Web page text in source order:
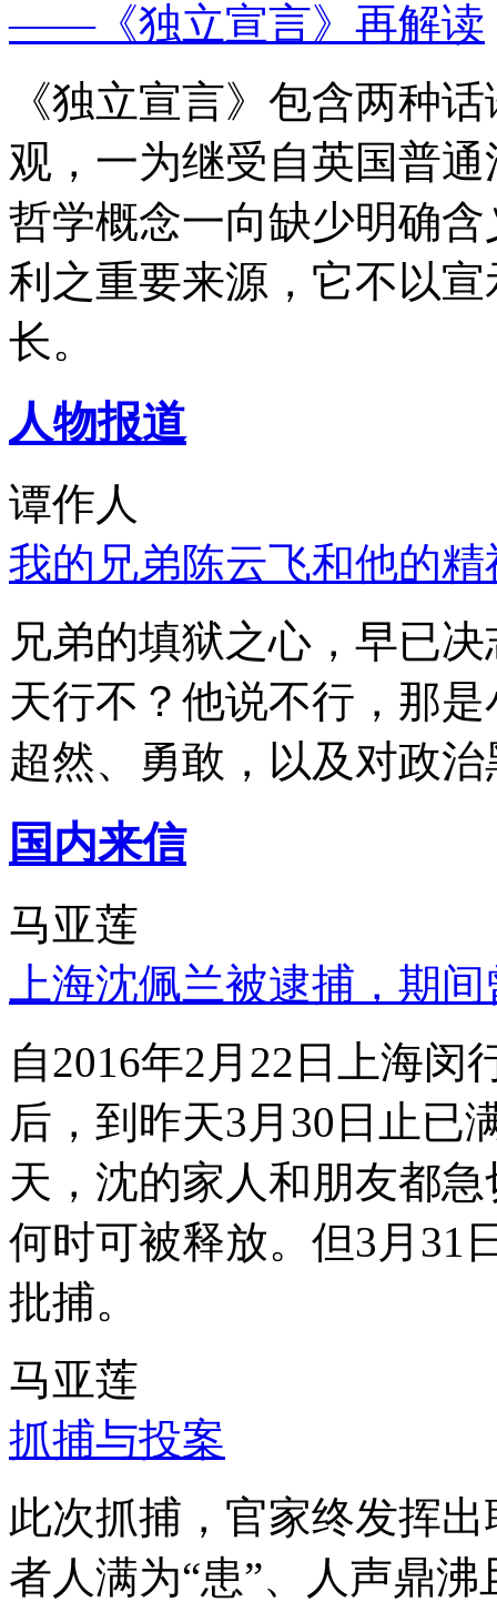
——《独立宣言》再解读
《独立宣言》包含两种
观，一为继受自英国普
哲学概念一向缺少明确
利之重要来源，它不以
长。
人物报道
谭作人
我的兄弟陈云飞和他的
兄弟的填狱之心，早已
天行不？他说不行，那
超然、勇敢，以及对政
国内来信
马亚莲
上海沈佩兰被逮捕，期
自2016年2月22日上海
后，到昨天3月30日止已
天，沈的家人和朋友都
何时可被释放。但3月31
批捕。
马亚莲
抓捕与投案
此次抓捕，官家终发挥
者人满为“患”、人声鼎